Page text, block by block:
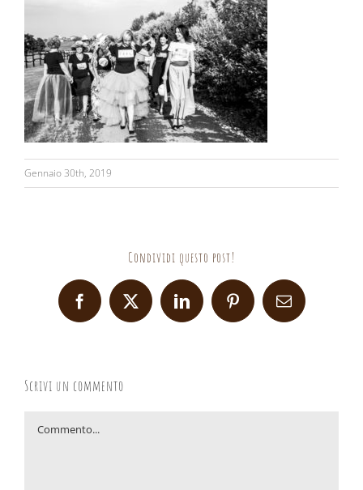
Gennaio 30th, 2019
Condividi questo post!
Facebook
X LinkedInPinterestEmail
Scrivi un commento